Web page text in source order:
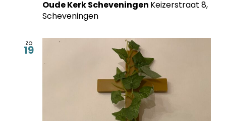
Oude Kerk Scheveningen Keizerstraat 8,
Scheveningen
zo
19